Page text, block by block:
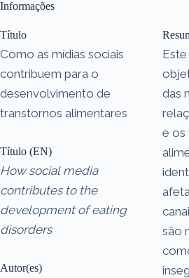
Informações
Título
Como as mídias sociais
contribuem para o
desenvolvimento de
transtornos alimentares
Título (EN)
How social media
contributes to the
development of eating
disorders
Autor(es)
das
e os
são